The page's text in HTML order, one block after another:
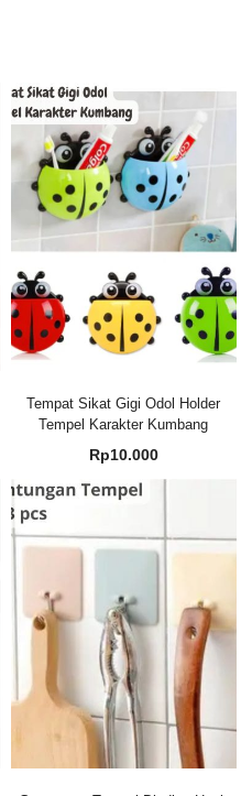
Tempat Sikat Gigi Odol Holder
Tempel Karakter Kumbang
Rp10.000